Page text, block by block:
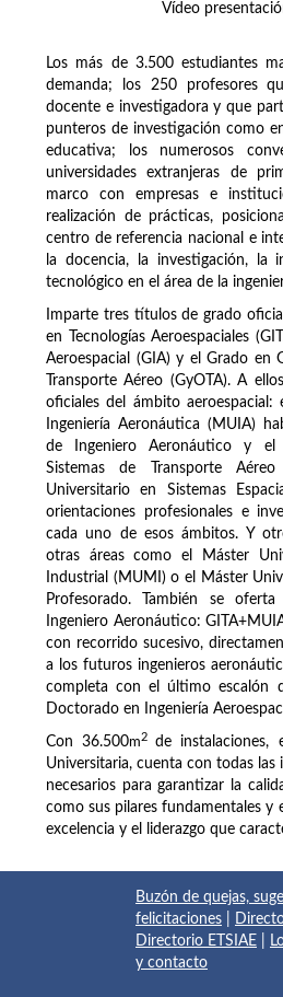
Vídeo
Los más de 3.500 estudiantes
demanda; los 250 profesores
docente e investigadora y que
punteros de investigación como
educativa; los numerosos
universidades extranjeras de
marco con empresas e
realización de prácticas,
centro de referencia nacional e
la docencia, la investigación, la
tecnológico en el área de la
Imparte tres títulos de grado
en Tecnologías Aeroespaciales
Aeroespacial (GIA) y el Grado en
Transporte Aéreo (GyOTA). A
oficiales del ámbito aeroespacial:
Ingeniería Aeronáutica (MUIA)
de Ingeniero Aeronáutico y el
Sistemas de Transporte
Universitario en Sistemas
orientaciones profesionales e
cada uno de esos ámbitos. Y
otras áreas como el Máster
Industrial (MUMI) o el Máster
Profesorado. También se
Ingeniero Aeronáutico:
con recorrido sucesivo,
a los futuros ingenieros
completa con el último escalón
Doctorado en Ingeniería
Con 36.500m2
de instalaciones,
Universitaria, cuenta con todas
necesarios para garantizar la
como sus pilares fundamentales y
excelencia y el liderazgo que
Buzón de quejas,
felicitaciones
Directorio ETSIAE
y contacto